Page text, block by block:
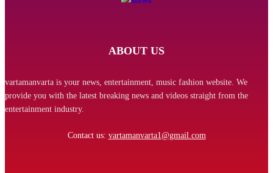
ABOUT US
vartamanvarta is your news, entertainment, music fashion website. We
provide you with the latest breaking news and videos straight from the
entertainment industry.
Contact us: vartamanvarta1@gmail.com